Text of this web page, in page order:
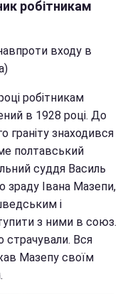
робітникам
входу в
робітникам
в 1928 році. До
граніту знаходився
полтавський
суддя Василь
зраду Івана Мазепи,
і
з ними в союз.
страчували. Вся
Мазепу своїм